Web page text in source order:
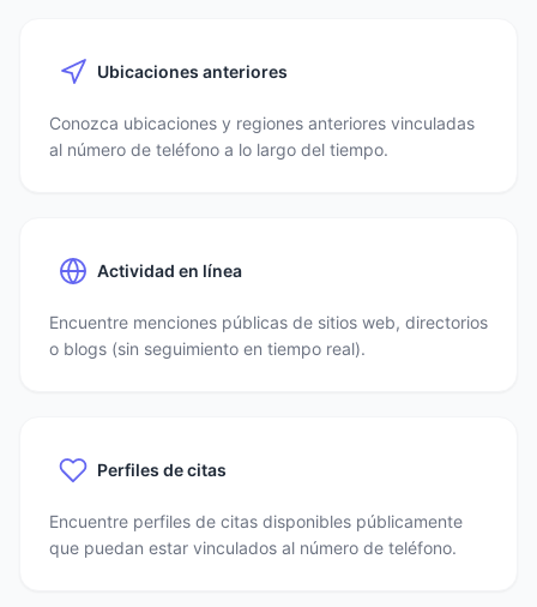
Ubicaciones anteriores
Conozca ubicaciones y regiones anteriores vinculadas
al número de teléfono a lo largo del tiempo.
Actividad en línea
Encuentre menciones públicas de sitios web, directorios
o blogs (sin seguimiento en tiempo real).
Perfiles de citas
Encuentre perfiles de citas disponibles públicamente
que puedan estar vinculados al número de teléfono.